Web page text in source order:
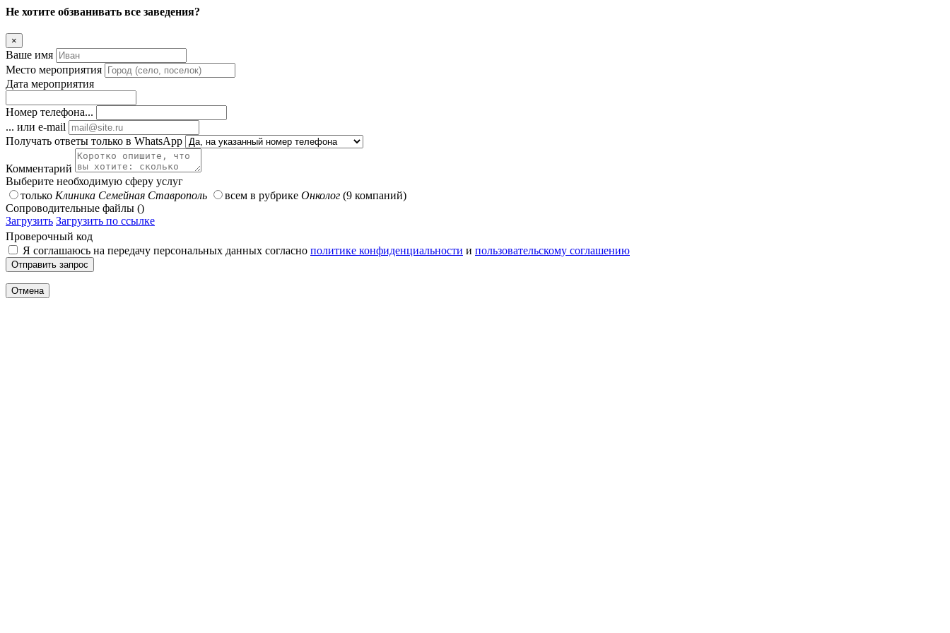
Не хотите обзванивать все заведения?
×
Ваше имя
Место мероприятия
Дата мероприятия
Номер телефона...
... или e-mail
Получать ответы только в WhatsApp
Комментарий
Выберите необходимую сферу услуг
только Клиника Семейная Ставрополь всем в рубрике Онколог (9 компаний)
Сопроводительные файлы ()
Загрузить Загрузить по ссылке
Проверочный код
Я соглашаюсь на передачу персональных данных согласно политике конфиденциальности и пользовательскому соглашению
Отправить запрос
Отмена